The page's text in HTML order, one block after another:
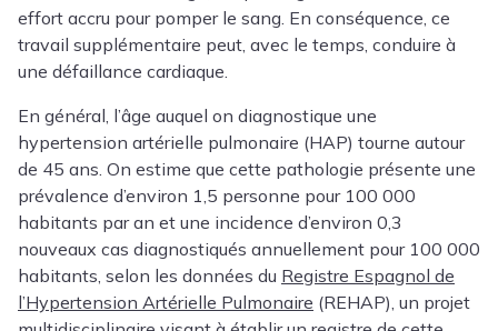
effort accru pour pomper le sang. En conséquence, ce
travail supplémentaire peut, avec le temps, conduire à
une défaillance cardiaque.
En général, l’âge auquel on diagnostique une
hypertension artérielle pulmonaire (HAP) tourne autour
de 45 ans. On estime que cette pathologie présente une
prévalence d’environ 1,5 personne pour 100 000
habitants par an et une incidence d’environ 0,3
nouveaux cas diagnostiqués annuellement pour 100 000
habitants, selon les données du Registre Espagnol de
l’Hypertension Artérielle Pulmonaire (REHAP), un projet